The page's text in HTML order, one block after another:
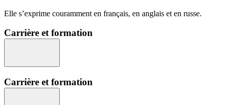
Elle s’exprime couramment en français, en anglais et en russe.
Carrière et formation
Carrière et formation